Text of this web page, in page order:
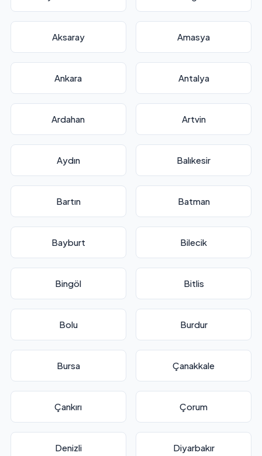
Aksaray Amasya
Ankara Antalya
Ardahan Artvin
Aydın Balıkesir
Bartın Batman
Bayburt Bilecik
Bingöl Bitlis
Bolu Burdur
Bursa Çanakkale
Çankırı Çorum
Denizli Diyarbakır